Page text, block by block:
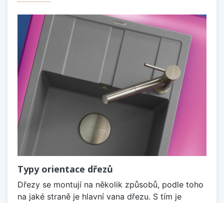
Typy orientace dřezů
Dřezy se montují na několik způsobů, podle toho
na jaké straně je hlavní vana dřezu. S tím je